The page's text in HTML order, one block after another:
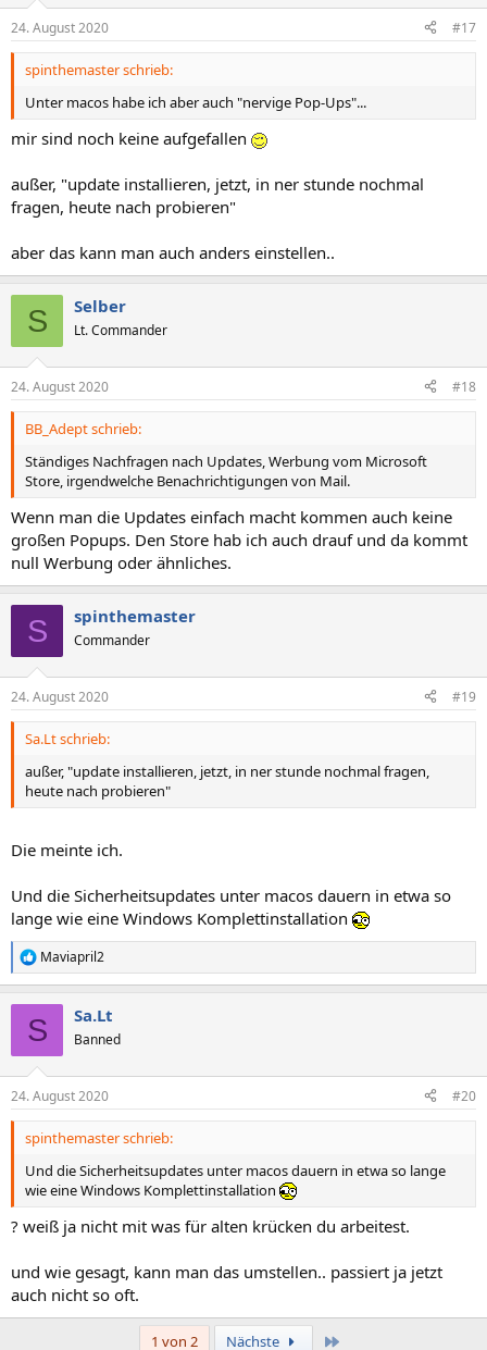
24. August 2020 #17
spinthemaster schrieb:
Unter macos habe ich aber auch "nervige Pop-Ups"...
mir sind noch keine aufgefallen
außer, "update installieren, jetzt, in ner stunde nochmal
fragen, heute nach probieren"
aber das kann man auch anders einstellen..
S Selber
Lt. Commander
24. August 2020 #18
BB_Adept schrieb:
Ständiges Nachfragen nach Updates, Werbung vom Microsoft
Store, irgendwelche Benachrichtigungen von Mail.
Wenn man die Updates einfach macht kommen auch keine
großen Popups. Den Store hab ich auch drauf und da kommt
null Werbung oder ähnliches.
S spinthemaster
Commander
24. August 2020 #19
Sa.Lt schrieb:
außer, "update installieren, jetzt, in ner stunde nochmal fragen,
heute nach probieren"
Die meinte ich.
Und die Sicherheitsupdates unter macos dauern in etwa so
lange wie eine Windows Komplettinstallation
R
e
e
n
Maviapril2
S Sa.Lt
Banned
24. August 2020 #20
spinthemaster schrieb:
Und die Sicherheitsupdates unter macos dauern in etwa so lange
wie eine Windows Komplettinstallation
? weiß ja nicht mit was für alten krücken du arbeitest.
und wie gesagt, kann man das umstellen.. passiert ja jetzt
auch nicht so oft.
1 von 2 Nächste